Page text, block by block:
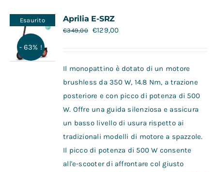
Contatti
Esaurito
- 63% !
Aprilia E-SRZ
€349,00 €129,00
Il monopattino è dotato di un motore
brushless da 350 W, 14.8 Nm, a trazione
posteriore e con picco di potenza di 500
W. Offre una guida silenziosa e assicura
un basso livello di usura rispetto ai
tradizionali modelli di motore a spazzole.
Il picco di potenza di 500 W consente
all'e-scooter di affrontare col giusto